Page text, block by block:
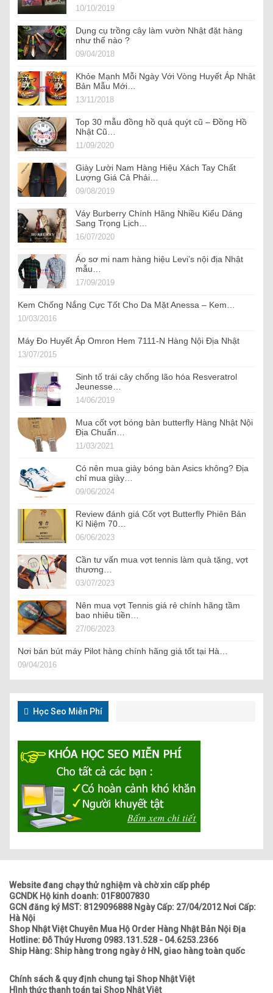
10/10/2019
Dụng cụ trồng cây làm vườn Nhật đặt hàng
như thế nào ?
09/04/2018
Khỏe Mạnh Mỗi Ngày Với Vòng Huyết Áp Nhật
Bản Mẫu Mới…
13/11/2018
Top 30 mẫu đồng hồ quả quýt cũ – Đồng Hồ
Nhật Cũ…
11/09/2020
Giày Lười Nam Hàng Hiệu Xách Tay Chất
Lượng Giá Cả Phải…
09/08/2019
Váy Burberry Chính Hãng Nhiều Kiểu Dáng
Sang Trọng Lịch…
16/07/2020
Áo sơ mi nam hàng hiệu Levi’s nội địa Nhật
mẫu…
17/09/2019
Kem Chống Nắng Cực Tốt Cho Da Mặt Anessa – Kem…
10/03/2016
Máy Đo Huyết Áp Omron Hem 7111-N Hàng Nội Địa Nhật
13/07/2015
Sinh tố trái cây chống lão hóa Resveratrol
Jeunesse…
14/06/2019
Mua cốt vợt bóng bàn butterfly Hàng Nhật Nội
Địa Chuẩn…
11/03/2021
Có nên mua giày bóng bàn Asics không? Địa
chỉ mua giày…
09/06/2024
Review đánh giá Cốt vợt Butterfly Phiên Bản
Kỉ Niệm 70…
06/06/2023
Cần tư vấn mua vợt tennis làm quà tặng, vợt
thương…
03/07/2023
Nên mua vợt Tennis giá rẻ chính hãng tầm
bao nhiêu tiền…
27/06/2023
Nơi bán bút máy Pilot hàng chính hãng giá tốt tại Hà…
09/04/2016
Học Seo Miễn Phí
Website đang chạy thử nghiệm và chờ xin cấp phép
GCNDK Hộ kinh doanh: 01F8007830
GCN đăng ký MST: 8129096888 Ngày Cấp: 27/04/2012 Nơi Cấp:
Hà Nội
Shop Nhật Việt Chuyên Mua Hộ Order Hàng Nhật Bản Nội Địa
Hotline: Đỗ Thúy Hương 0983.131.528 - 04.6253.2366
Ship Hàng: Ship hàng trong ngày ở HN, giao hàng toàn quốc
Chính sách & quy định chung tại Shop Nhật Việt
Hình thức thanh toán tại Shop Nhật Việt